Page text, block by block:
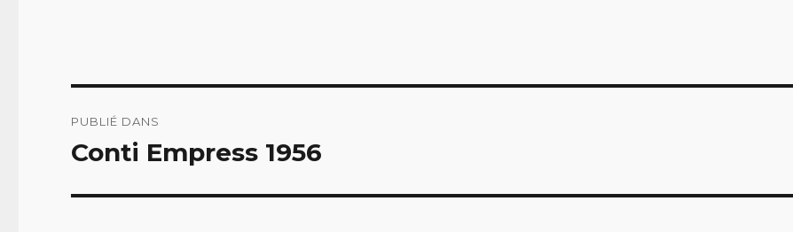
de
PUBLIÉ DANS
Conti Empress 1956